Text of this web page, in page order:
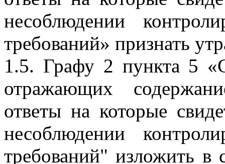
несоблюдении
требований» признать
1.5. Графу 2 пункта 5
отражающих
ответы на которые
несоблюдении
требований" изложить